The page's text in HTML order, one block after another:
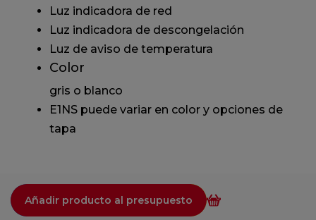
Luz indicadora de red
Luz indicadora de descongelación
Luz de aviso de temperatura
Color
gris o blanco
E1NS puede variar en color y opciones de
tapa
Añadir producto al presupuesto